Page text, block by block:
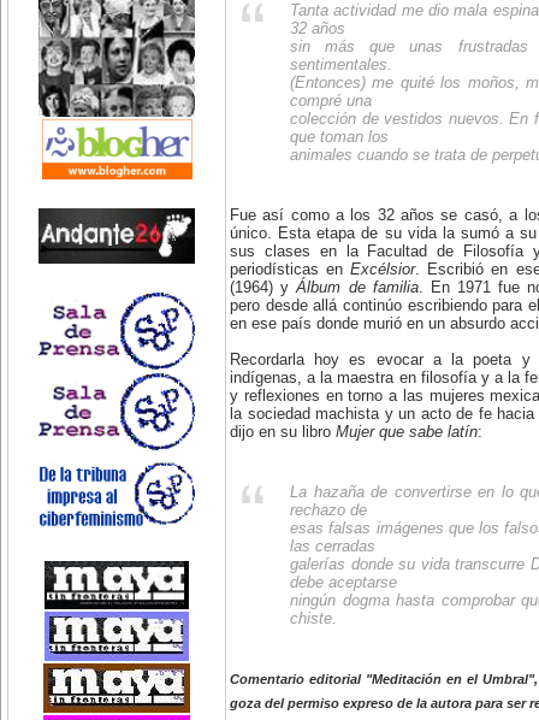
Tanta actividad me dio mala
32 años
sin más que unas frustradas
sentimentales.
(Entonces) me quité los moños,
compré una
colección de vestidos nuevos. En
que toman los
animales cuando se trata de
Fue así como a los 32 años se casó, a
único. Esta etapa de su vida la sumó a
sus clases en la Facultad de Filosofía
periodísticas enExcélsior. Escribió en
(1964) yÁlbum de familia. En 1971 fue
pero desde allá continúo escribiendo para
en ese país donde murió en un absurdo
Recordarla hoy es evocar a la poeta
indígenas, a la maestra en filosofía y a la
y reflexiones en torno a las mujeres
la sociedad machista y un acto de fe
dijo en su libro Mujer que sabe latín:
La hazaña de convertirse en lo
rechazo de
esas falsas imágenes que los
las cerradas
galerías donde su vida transcurre
debe aceptarse
ningún dogma hasta comprobar
chiste.
Comentario editorial "Meditación en el
goza del permiso expreso de la autora para ser